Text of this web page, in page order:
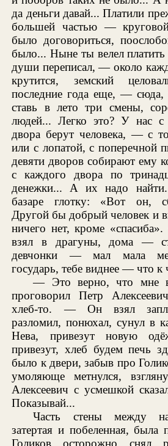
да деньги давай... Платили
большей частью —
было договориться,
было... Ныне ты велел
души переписал, — около
крутится, земский
последние года еще, — сюда,
ставь в лето три смены,
людей... Легко это? У нас с
двора берут человека, — с
или с лопатой, с поперечной
девяти дворов собирают ему
с каждого двора по
денежки... А их надо
базаре глотку: «Вот он,
Другой бы добрый человек и
ничего нет, кроме
взял в драгуны, дома —
девчонки — мал мала
государь, тебе виднее — что к
— Это верно, что мне
проговорил Петр
хлеб-то. — Он взял
разломил, понюхал, сунул в
Нева, привезут новую
привезут, хлеб будем печь
было к двери, забыв про
умоляюще метнулся,
Алексеевич с усмешкой
Показывай...
Часть стены между
затертая и побеленная, была
Голиков осторожно снял